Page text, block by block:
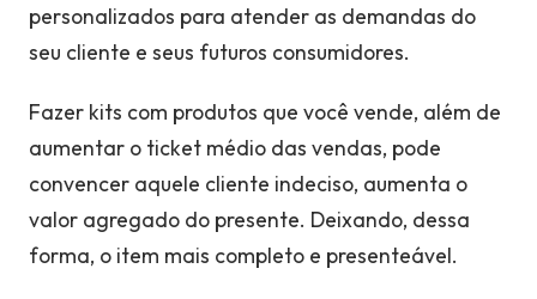
personalizados para atender as demandas do
seu cliente e seus futuros consumidores.
Fazer kits com produtos que você vende, além de
aumentar o ticket médio das vendas, pode
convencer aquele cliente indeciso, aumenta o
valor agregado do presente. Deixando, dessa
forma, o item mais completo e presenteável.